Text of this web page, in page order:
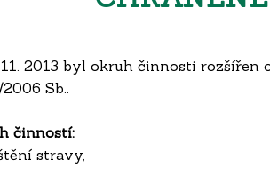
2013 byl okruh činnosti rozšířen
Sb..
činností:
stravy,